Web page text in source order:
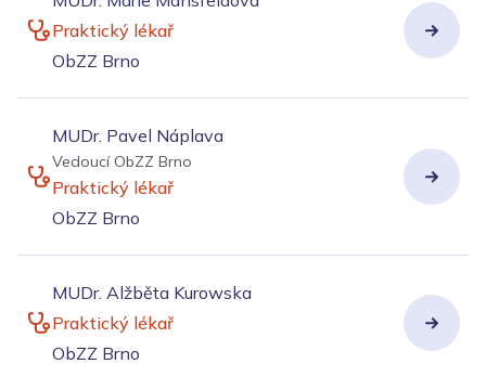
Praktický lékař
ObZZ Brno
MUDr. Pavel Náplava
Vedoucí ObZZ Brno
Praktický lékař
ObZZ Brno
MUDr. Alžběta Kurowska
Praktický lékař
ObZZ Brno